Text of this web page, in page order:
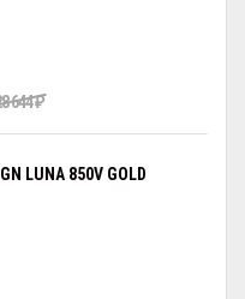
644₽
LUNA 850V GOLD